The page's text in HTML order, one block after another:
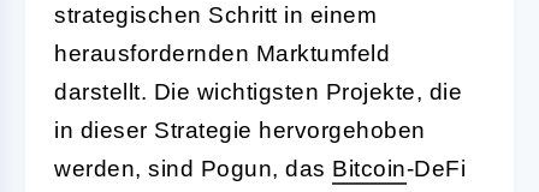
strategischen Schritt in einem
herausfordernden Marktumfeld
darstellt. Die wichtigsten Projekte, die
in dieser Strategie hervorgehoben
werden, sind Pogun, das Bitcoin-DeFi